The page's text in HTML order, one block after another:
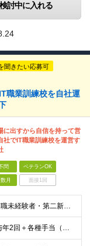
検討中に入れる
聞きたい応募可
職業訓練校を自社運
出すから自信を持って営
でIT職業訓練校を運営す
問 ベテランOK
月 面接1回
★学歴不問 ★IT業界・営業職未経験者・第二新卒の方も歓迎 ★何らかの営業職経験者の方は優遇 ★エンジニアからのキャリアチェンジ希望者も歓迎します！ ◆IT未経験者も大歓迎。 ITの知識は入社後に
月給25万円～30万円＋賞与年2回＋各種手当（手当充実） ※経験・スキル・能力等を考慮して優遇します。